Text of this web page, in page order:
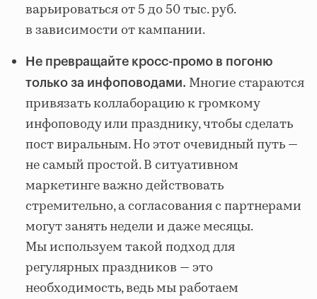
варьироваться от 5до50 тыс. руб.
в зависимости от кампании.
Не превращайте кросс-промо в погоню
только за инфоповодами. Многие стараются
привязать коллаборацию к громкому
инфоповоду или празднику, чтобы сделать
пост виральным. Но этот очевидный путь —
не самый простой. В ситуативном
маркетинге важно действовать
стремительно, а согласования с партнерами
могут занять недели и даже месяцы.
Мы используем такой подход для
регулярных праздников — это
необходимость, ведь мы работаем